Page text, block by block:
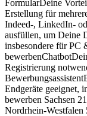
FormularDeine
Erstellung für
Indeed-, LinkedIn-
ausfüllen, um Deine
insbesondere für
Registrierung
Endgeräte geeignet,
bewerben Sachsen
Nordrhein-Westfalen